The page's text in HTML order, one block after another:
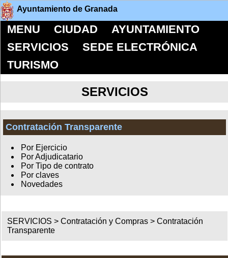
Ayuntamiento de Granada
MENU CIUDAD
AYUNTAMIENTO
SERVICIOS
SEDE ELECTRÓNICA
TURISMO
SERVICIOS
Contratación Transparente
Por Ejercicio
Por Adjudicatario
Por Tipo de contrato
Por claves
Novedades
SERVICIOS >Contratación y Compras >Contratación
Transparente